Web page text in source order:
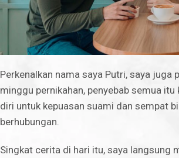
Perkenalkan nama saya Putri, saya
minggu pernikahan, penyebab semua
diri untuk kepuasan suami dan sempat
berhubungan.
Singkat cerita di hari itu, saya langsung